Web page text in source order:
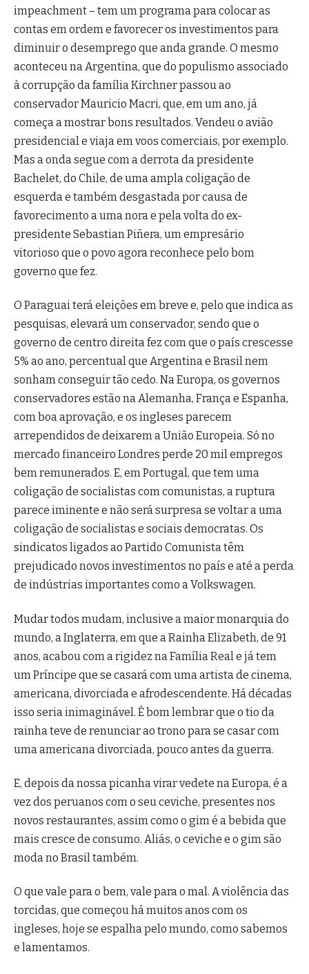
impeachment – tem um programa para colocar as
contas em ordem e favorecer os investimentos para
diminuir o desemprego que anda grande. O mesmo
aconteceu na Argentina, que do populismo associado
à corrupção da família Kirchner passou ao
conservador Mauricio Macri, que, em um ano, já
começa a mostrar bons resultados. Vendeu o avião
presidencial e viaja em voos comerciais, por exemplo.
Mas a onda segue com a derrota da presidente
Bachelet, do Chile, de uma ampla coligação de
esquerda e também desgastada por causa de
favorecimento a uma nora e pela volta do ex-
presidente Sebastian Piñera, um empresário
vitorioso que o povo agora reconhece pelo bom
governo que fez.
O Paraguai terá eleições em breve e, pelo que indica as
pesquisas, elevará um conservador, sendo que o
governo de centro direita fez com que o país crescesse
5% ao ano, percentual que Argentina e Brasil nem
sonham conseguir tão cedo. Na Europa, os governos
conservadores estão na Alemanha, França e Espanha,
com boa aprovação, e os ingleses parecem
arrependidos de deixarem a União Europeia. Só no
mercado financeiro Londres perde 20 mil empregos
bem remunerados. E, em Portugal, que tem uma
coligação de socialistas com comunistas, a ruptura
parece iminente e não será surpresa se voltar a uma
coligação de socialistas e sociais democratas. Os
sindicatos ligados ao Partido Comunista têm
prejudicado novos investimentos no país e até a perda
de indústrias importantes como a Volkswagen.
Mudar todos mudam, inclusive a maior monarquia do
mundo, a Inglaterra, em que a Rainha Elizabeth, de 91
anos, acabou com a rigidez na Família Real e já tem
um Príncipe que se casará com uma artista de cinema,
americana, divorciada e afrodescendente. Há décadas
isso seria inimaginável. É bom lembrar que o tio da
rainha teve de renunciar ao trono para se casar com
uma americana divorciada, pouco antes da guerra.
E, depois da nossa picanha virar vedete na Europa, é a
vez dos peruanos com o seu ceviche, presentes nos
novos restaurantes, assim como o gim é a bebida que
mais cresce de consumo. Aliás, o ceviche e o gim são
moda no Brasil também.
O que vale para o bem, vale para o mal. A violência das
torcidas, que começou há muitos anos com os
ingleses, hoje se espalha pelo mundo, como sabemos
e lamentamos.